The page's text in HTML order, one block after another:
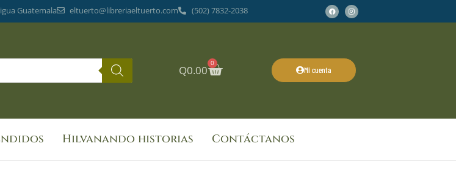
Guatemala eltuerto@libreriaeltuerto.com (502) 7832-2038 FacebookInstagram
Q0.00
0
Cart Mi cuenta
Hilvanando historias Contáctanos